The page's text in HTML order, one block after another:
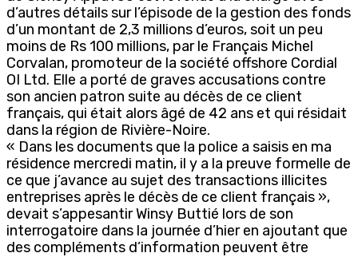
d’autres détails sur l’épisode de la gestion des fonds
d’un montant de 2,3 millions d’euros, soit un peu
moins de Rs 100 millions, par le Français Michel
Corvalan, promoteur de la société offshore Cordial
OI Ltd. Elle a porté de graves accusations contre
son ancien patron suite au décès de ce client
français, qui était alors âgé de 42 ans et qui résidait
dans la région de Rivière-Noire.
« Dans les documents que la police a saisis en ma
résidence mercredi matin, il y a la preuve formelle de
ce que j’avance au sujet des transactions illicites
entreprises après le décès de ce client français »,
devait s’appesantir Winsy Buttié lors de son
interrogatoire dans la journée d’hier en ajoutant que
des compléments d’information peuvent être